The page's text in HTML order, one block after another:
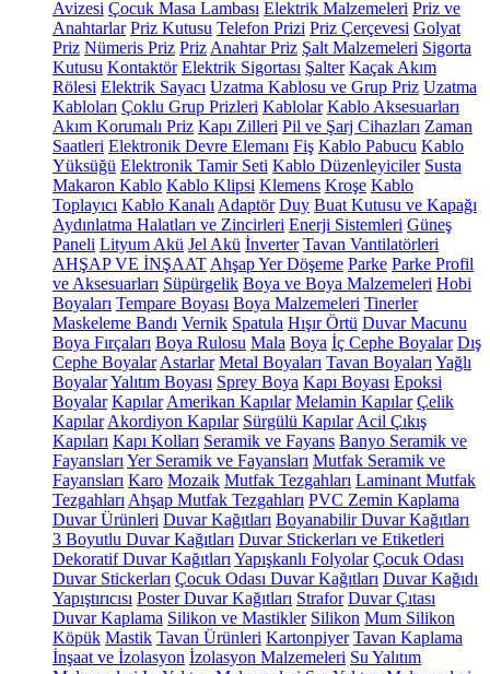
Avizesi Çocuk Masa Lambası Elektrik Malzemeleri Priz ve
Anahtarlar Priz Kutusu Telefon Prizi Priz Çerçevesi Golyat
Priz Nümeris Priz Priz Anahtar Priz Şalt Malzemeleri Sigorta
Kutusu Kontaktör Elektrik Sigortası Şalter Kaçak Akım
Rölesi Elektrik Sayacı Uzatma Kablosu ve Grup Priz Uzatma
Kabloları Çoklu Grup Prizleri Kablolar Kablo Aksesuarları
Akım Korumalı Priz Kapı Zilleri Pil ve Şarj Cihazları Zaman
Saatleri Elektronik Devre Elemanı Fiş Kablo Pabucu Kablo
Yüksüğü Elektronik Tamir Seti Kablo Düzenleyiciler Susta
Makaron Kablo Kablo Klipsi Klemens Kroşe Kablo
Toplayıcı Kablo Kanalı Adaptör Duy Buat Kutusu ve Kapağı
Aydınlatma Halatları ve Zincirleri Enerji Sistemleri Güneş
Paneli Lityum Akü Jel Akü İnverter Tavan Vantilatörleri
AHŞAP VE İNŞAAT Ahşap Yer Döşeme Parke Parke Profil
ve Aksesuarları Süpürgelik Boya ve Boya Malzemeleri Hobi
Boyaları Tempare Boyası Boya Malzemeleri Tinerler
Maskeleme Bandı Vernik Spatula Hışır Örtü Duvar Macunu
Boya Fırçaları Boya Rulosu Mala Boya İç Cephe Boyalar Dış
Cephe Boyalar Astarlar Metal Boyaları Tavan Boyaları Yağlı
BoyalarYalıtım Boyası Sprey Boya Kapı Boyası Epoksi
Boyalar Kapılar Amerikan Kapılar Melamin Kapılar Çelik
Kapılar Akordiyon Kapılar Sürgülü Kapılar Acil Çıkış
Kapıları Kapı Kolları Seramik ve Fayans Banyo Seramik ve
Fayansları Yer Seramik ve Fayansları Mutfak Seramik ve
Fayansları Karo Mozaik Mutfak Tezgahları Laminant Mutfak
Tezgahları Ahşap Mutfak Tezgahları PVC Zemin Kaplama
Duvar Ürünleri Duvar Kağıtları Boyanabilir Duvar Kağıtları
3 Boyutlu Duvar Kağıtları Duvar Stickerları ve Etiketleri
Dekoratif Duvar Kağıtları Yapışkanlı Folyolar Çocuk Odası
Duvar Stickerları Çocuk Odası Duvar Kağıtları Duvar Kağıdı
Yapıştırıcısı Poster Duvar Kağıtları Strafor Duvar Çıtası
Duvar Kaplama Silikon ve Mastikler Silikon Mum Silikon
Köpük Mastik Tavan Ürünleri Kartonpiyer Tavan Kaplama
İnşaat ve İzolasyon İzolasyon Malzemeleri Su Yalıtım